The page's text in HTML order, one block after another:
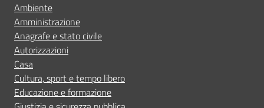
Ambiente
Amministrazione
Anagrafe e stato civile
Autorizzazioni
Casa
Cultura, sport e tempo libero
Educazione e formazione